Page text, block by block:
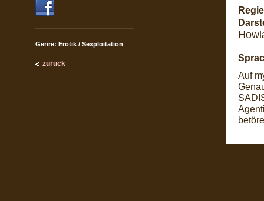
Genre: Erotik / Sexploitation
zurück
Auf